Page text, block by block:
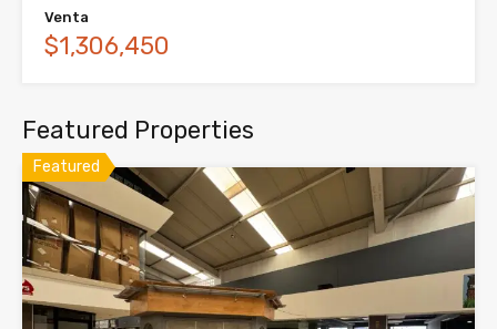
Venta
$1,306,450
Featured Properties
Featured